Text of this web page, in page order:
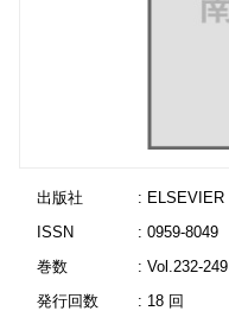
出版社
: ELSEVIER
ISSN
: 0959-8049
巻数
: Vol.232-249
発行回数
: 18 回